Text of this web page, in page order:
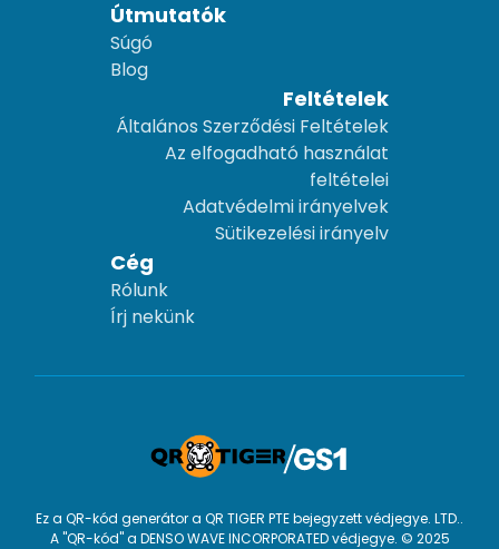
Útmutatók
Súgó
Blog
Feltételek
Általános Szerződési Feltételek
Az elfogadható használat
feltételei
Adatvédelmi irányelvek
Sütikezelési irányelv
Cég
Rólunk
Írj nekünk
Ez a QR-kód generátor a QR TIGER PTE bejegyzett védjegye. LTD..
A "QR-kód" a DENSO WAVE INCORPORATED védjegye. © 2025